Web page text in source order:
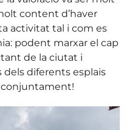
content d’haver
activitat tal i com es
podent marxar el cap
de la ciutat i
diferents esplais